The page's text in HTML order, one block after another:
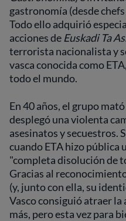
gastronomía (desde
Todo ello adquirió
acciones de Euskadi Ta
terrorista nacionalista y
vasca conocida como
todo el mundo.
En 40 años, el grupo
desplegó una violenta
asesinatos y secuestros.
cuando ETA hizo pública
"completa disolución de
Gracias al
(y, junto con ella, su
Vasco consiguió atraer
más, pero esta vez para